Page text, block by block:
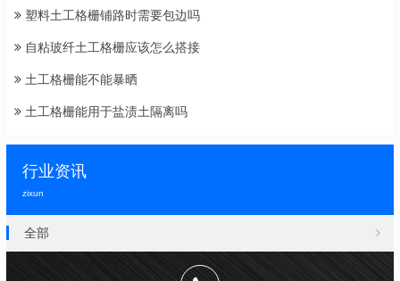
塑料土工格栅铺路时需要包边吗
自粘玻纤土工格栅应该怎么搭接
土工格栅能不能暴晒
土工格栅能用于盐渍土隔离吗
行业资讯
zixun
全部